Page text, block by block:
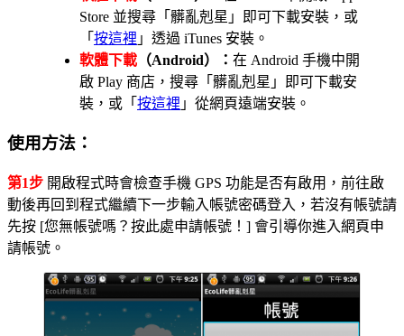
Store 並搜尋「髒亂剋星」即可下載安裝，或
「 按這裡 」透過 iTunes 安裝。
軟體下載 （Android）： 在 Android 手機中開
啟 Play 商店，搜尋「髒亂剋星」即可下載安
裝，或「 按這裡 」從網頁遠端安裝。
使用方法：
第1步 開啟程式時會檢查手機 GPS 功能是否有啟用，前往啟
動後再回到程式繼續下一步輸入帳號密碼登入，若沒有帳號請
先按 [您無帳號嗎？按此處申請帳號！] 會引導你進入網頁申
請帳號。